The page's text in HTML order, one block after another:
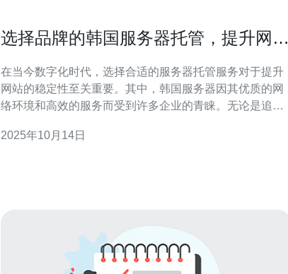
选择品牌的韩国服务器托管，提升网站
在当今数字化时代，选择合适的服务器托管服务对于提升
网站的稳定性至关重要。其中，韩国服务器因其优质的网
络环境和高效的服务而受到许多企业的青睐。无论是追求
都将直接影响您的网站表现。在本文中，我们将详细评测
2025年10月14日